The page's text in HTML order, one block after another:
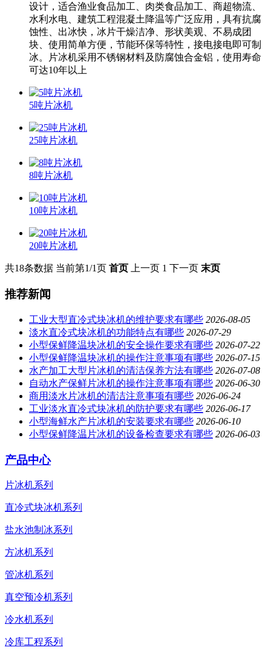
设计，适合渔业食品加工、肉类食品加工、商超物流、
水利水电、建筑工程混凝土降温等广泛应用，具有抗腐
蚀性、出冰快，冰片干燥洁净、形状美观、不易成团
块、使用简单方便，节能环保等特性，接电接电即可制
冰。片冰机采用不锈钢材料及防腐蚀合金铝，使用寿命
可达10年以上
5吨片冰机
25吨片冰机
8吨片冰机
10吨片冰机
20吨片冰机
共18条数据 当前第1/1页 首页 上一页 1 下一页 末页
推荐新闻
工业大型直冷式块冰机的维护要求有哪些 2026-08-05
淡水直冷式块冰机的功能特点有哪些 2026-07-29
小型保鲜降温块冰机的安全操作要求有哪些 2026-07-22
小型保鲜降温块冰机的操作注意事项有哪些 2026-07-15
水产加工大型片冰机的清洁保养方法有哪些 2026-07-08
自动水产保鲜片冰机的操作注意事项有哪些 2026-06-30
商用淡水片冰机的清洁注意事项有哪些 2026-06-24
工业淡水直冷式块冰机的防护要求有哪些 2026-06-17
小型海鲜水产片冰机的安装要求有哪些 2026-06-10
小型保鲜降温片冰机的设备检查要求有哪些 2026-06-03
产品中心
片冰机系列
直冷式块冰机系列
盐水池制冰系列
方冰机系列
管冰机系列
真空预冷机系列
冷水机系列
冷库工程系列